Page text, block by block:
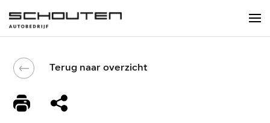
Terug naar overzicht